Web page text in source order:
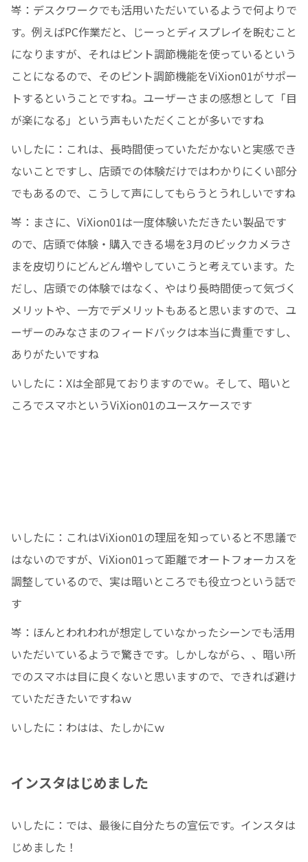
岑：デスクワークでも活用いただいているようで何よりで
す。例えばPC作業だと、じーっとディスプレイを睨むこと
になりますが、それはピント調節機能を使っているという
ことになるので、そのピント調節機能をViXion01がサポー
トするということですね。ユーザーさまの感想として「目
が楽になる」という声もいただくことが多いですね
いしたに：これは、長時間使っていただかないと実感でき
ないことですし、店頭での体験だけではわかりにくい部分
でもあるので、こうして声にしてもらうとうれしいですね
岑：まさに、ViXion01は一度体験いただきたい製品です
ので、店頭で体験・購入できる場を3月のビックカメラさ
まを皮切りにどんどん増やしていこうと考えています。た
だし、店頭での体験ではなく、やはり長時間使って気づく
メリットや、一方でデメリットもあると思いますので、ユ
ーザーのみなさまのフィードバックは本当に貴重ですし、
ありがたいですね
いしたに：Xは全部見ておりますのでｗ。そして、暗いと
ころでスマホというViXion01のユースケースです
いしたに：これはViXion01の理屈を知っていると不思議で
はないのですが、ViXion01って距離でオートフォーカスを
調整しているので、実は暗いところでも役立つという話で
す
岑：ほんとわれわれが想定していなかったシーンでも活用
いただいているようで驚きです。しかしながら、、暗い所
でのスマホは目に良くないと思いますので、できれば避け
ていただきたいですねｗ
いしたに：わはは、たしかにｗ
インスタはじめました
いしたに：では、最後に自分たちの宣伝です。インスタは
じめました！